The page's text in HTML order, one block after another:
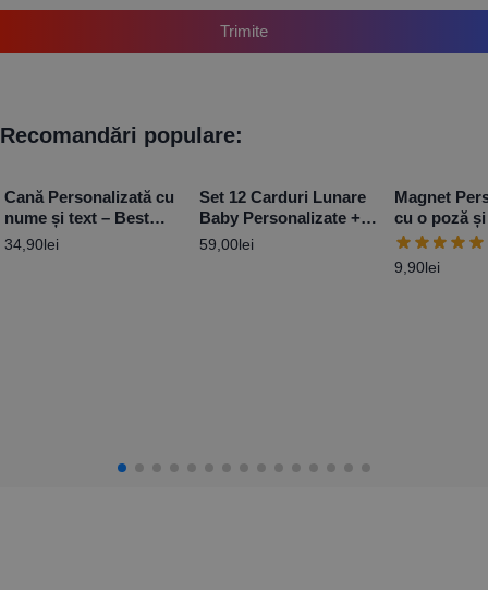
Trimite
Recomandări populare:
Cană Personalizată cu
nume și text – Best
Mom
34,90lei
Set 12 Carduri Lunare
Baby Personalizate +
Ramă Foto – Princess
59,00lei
Magnet
cu o poză
Baby Boy
9,90lei